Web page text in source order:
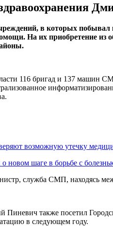
в которых
На их приобретение из
116 бригад и 137 машин
возможную утечку
новом шаге в борьбе с
служба СМП, находясь
Пиневич также посетил
в следующем году.